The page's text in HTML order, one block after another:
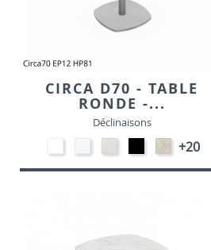
CIRCA D70 - TABLE
RONDE -...
Déclinaisons
BLANCHP90
-
STRATIFIE
HP93
-
EP01
-
NOIR
STRATIFIE
HP98
-
+20